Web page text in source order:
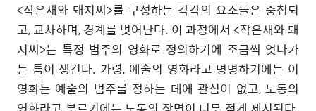
<작은새와 돼지씨>를 구성하는 각각의 요소들은 중첩되
고, 교차하며, 경계를 벗어난다. 이 과정에서 <작은새와 돼
지씨>는 특정 범주의 영화로 정의하기에 조금씩 엇나가
는 틈이 생긴다. 가령, 예술의 영화라고 명명하기에는 이
영화는 예술의 범주를 정하는 데에 관심이 없고, 노동의